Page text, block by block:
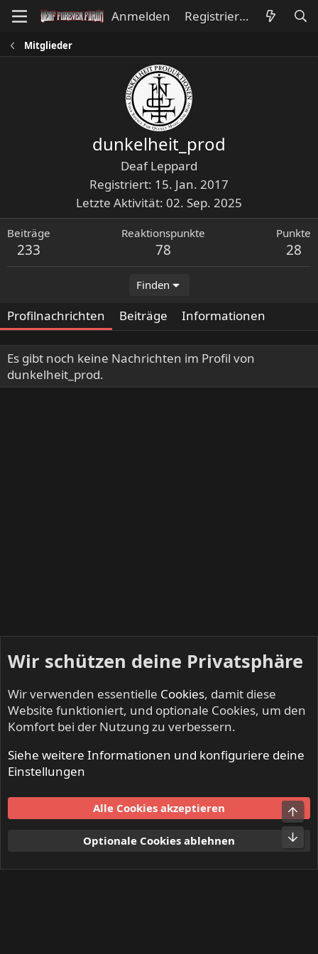
Anmelden Registrieren
Mitglieder
dunkelheit_prod
Deaf Leppard
Registriert 15. Jan. 2017
Letzte Aktivität 02. Sep. 2025
Beiträge
233
Reaktionspunkte
78
Punkte
28
Finden
Profilnachrichten Beiträge Informationen
Es gibt noch keine Nachrichten im Profil von
dunkelheit_prod.
Mitglieder
Nutzungsbedingungen
Datenschutz
S
Wir schützen deine Privatsphäre
Wir verwenden essentielle Cookies, damit diese
Website funktioniert, und optionale Cookies, um den
Komfort bei der Nutzung zu verbessern.
Siehe weitere Informationen und konfiguriere deine
Einstellungen
Alle Cookies akzeptieren
Optionale Cookies ablehnen